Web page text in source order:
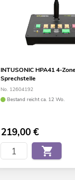
INTUSONIC HPA41 4-
Sprechstelle
No. 12604192
Bestand reicht ca. 12 Wo.
219,00€